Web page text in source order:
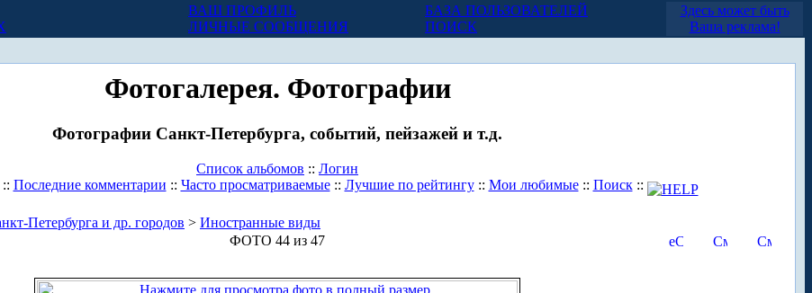
ВАШ ПРОФИЛЬ
ЛИЧНЫЕ СООБЩЕНИЯ
БАЗА ПОЛЬЗОВАТЕЛЕЙ
ПОИСК
Здесь может быть
Ваша реклама!
Фотогалерея. Фотографии
Фотографии Санкт-Петербурга, событий, пейзажей и т.д.
Список альбомов :: Логин
Последние комментарии :: Часто просматриваемые:: Лучшие по рейтингу:: Мои любимые:: Поиск::
Петербурга и др. городов > Иностранные виды
ФОТО 44 из 47